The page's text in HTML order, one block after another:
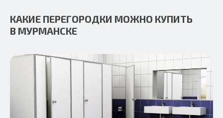
КАКИЕ ПЕРЕГОРОДКИ МОЖНО КУПИТЬ
В МУРМАНСКЕ